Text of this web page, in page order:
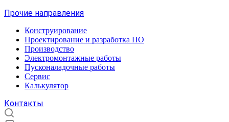
Прочие направления
Конструирование
Проектирование и разработка ПО
Производство
Электромонтажные работы
Пусконаладочные работы
Сервис
Калькулятор
Контакты